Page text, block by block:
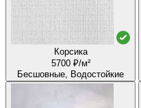
Корсика
5700 ₽/м²
Бесшовные, Водостойкие